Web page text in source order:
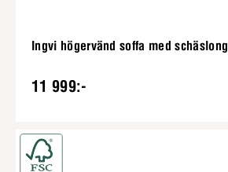
Ingvi högervänd soffa med schäslong
11 999:-